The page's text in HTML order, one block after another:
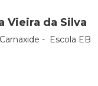
Vieira da Silva
- Escola EB